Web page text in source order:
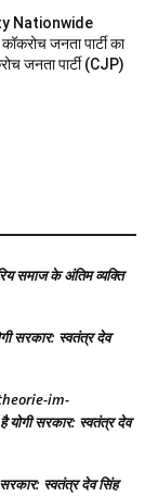
Nationwide
जनता पार्टी का
जनता पार्टी (CJP)
समाज के अंतिम व्यक्ति
सरकार: स्वतंत्र देव
im-
योगी सरकार: स्वतंत्र देव
सरकार: स्वतंत्र देव सिंह